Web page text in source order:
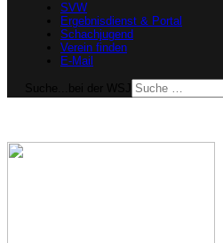
SVW
Ergebnisdienst & Portal
Schachjugend
Verein finden
E-Mail